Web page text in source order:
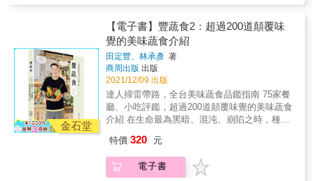
增強免疫力。 【霜降】北方露水凝為霜，養生
應藏精氣，宜平補忌暴食。 ✑24節氣養生食療
&mdash;冬季篇 【立冬】寒邪易入侵，補冬補
嘴空，適合滋補或食療養生。 【小雪】天氣轉
寒應減少精氣神消耗，除淨燥熱準備過冬。
【大雪】提高人體免疫和抗寒力，季節蔬菜有
益冬天食補。 【冬至】陽氣弱陰氣盛，調養體
質好時機，適合補腎強心。 【小寒】寒氣最
盛，心腎陽氣易不足，宜熱食以滋補身體。
【大寒】天寒宜早睡晚起，保暖固腎養心，避
濕邪護脾胃。 ✑24節氣養生食療&mdash;夏季
篇 【立夏】天氣漸熱，肝氣轉弱心氣增，飲食
宜清淡補水分。 【小滿】濕熱氣候易讓人不
安，清熱利濕的食物可解煩悶。 【芒種】暑濕
困脾更要當心粽子，清熱祛濕食材開胃消脹。
【夏至】天熱食慾差，護心冷食不可多，補充
水分為優先。 【小暑】避免太陽過度曝曬，養
生宜開胃、除濕、助消化。 【大暑】高溫高濕
大地像蒸籠，降火排濕食材治『苦夏症。』
✑24節氣養生食療&mdash;秋季篇 【立秋】陽
肺。 【處暑】暑熱終結轉秋燥，預防秋老虎首
重滋陰清熱潤燥。 【白露】日夜溫差大，勿貪
涼。宜滋補養陰，轉骨好時機。 【秋分】日夜
幸運是上天的餽贈，他要珍惜這種幸運，將自
己擁有的與其他人分享。 《豐蔬食》於焉誕
生，他試著分享自己所知道的一切：蔬食如何
改變他的生活態度；蔬食也可以做出各種讓人
垂涎三尺、色香味俱全的菜色；蔬食的口感也
可以很有層次&hellip;&hellip;《豐蔬食2》則是
源於分享後所得到的回饋，從讀者的回應中，
他知道自己確實可以一點一點地影響、改變他
人，並從中得到更多快樂。 延續《豐蔬食》的
寫作風格、維持神祕客的暗訪方式，吃遍全台
薦的餐廳及小吃、分享10道以水果入菜的手作
料理食譜，透過文字與圖片，引領讀者享用一
金石堂
【電子書】豐蔬食2：超過200道顛覆味
覺的美味蔬食介紹
田定豐、林承彥 著
商周出版 出版
2021/12/09 出版
達人掃雷帶路，全台美味蔬食品鑑指南 75家餐
廳、小吃評鑑，超過200道顛覆味覺的美味蔬食
介紹 在生命最為黑暗、混沌、崩陷之時，種子
為不過是小小的飲食習慣改變，卻連帶影響了
人生的各個面向，包括生活態度與價值觀。 吃
素二十多年，田定豐意識到，世上沒有什麼事
特價 320 元
電子書